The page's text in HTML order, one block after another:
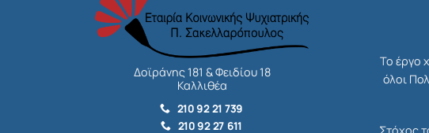
Δοϊράνης 181 & Φειδίου 18
Καλλιθέα
210 92 21 739
210 92 27 611
Το έργο
όλοι
Στόχος